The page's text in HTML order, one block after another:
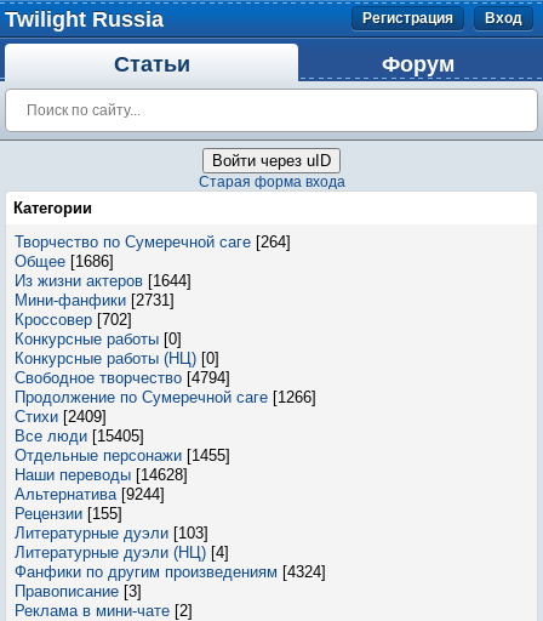
Twilight Russia Регистрация Вход
Статьи Форум
Войти через uID
Старая форма входа
Категории
Творчество по Сумеречной саге [264]
Общее [1686]
Из жизни актеров [1644]
Мини-фанфики [2731]
Кроссовер [702]
Конкурсные работы [0]
Конкурсные работы (НЦ) [0]
Свободное творчество [4794]
Продолжение по Сумеречной саге [1266]
Стихи [2409]
Все люди [15405]
Отдельные персонажи [1455]
Наши переводы [14628]
Альтернатива [9244]
Рецензии [155]
Литературные дуэли [103]
Литературные дуэли (НЦ) [4]
Фанфики по другим произведениям [4324]
Правописание [3]
Реклама в мини-чате [2]